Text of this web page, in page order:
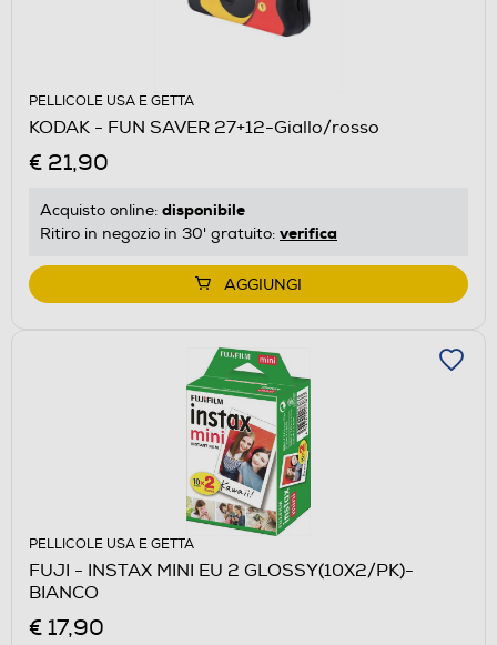
PELLICOLE USA E GETTA
KODAK - FUN SAVER 27+12-Giallo/rosso
€ 21,90
Acquisto online: disponibile
Ritiro in negozio in 30' gratuito: verifica
AGGIUNGI
PELLICOLE USA E GETTA
FUJI - INSTAX MINI EU 2 GLOSSY(10X2/PK)-
BIANCO
€ 17,90